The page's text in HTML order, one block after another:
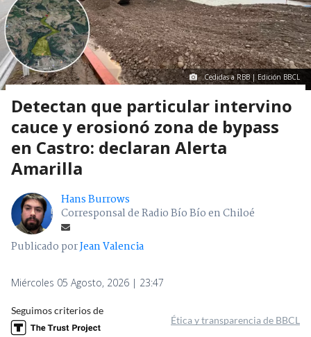
Cedidas a RBB | Edición BBCL
Detectan que particular intervino
cauce y erosionó zona de bypass
en Castro: declaran Alerta
Amarilla
Hans Burrows
Corresponsal de Radio Bío Bío en Chiloé
Publicado porJean Valencia
Miércoles 05 Agosto, 2026 | 23:47
Seguimos criterios de
Ética y transparencia de BBCL